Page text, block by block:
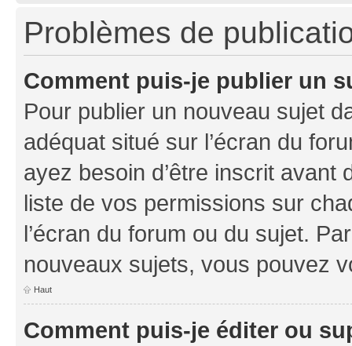
Problèmes de
Comment puis-je publier un
Pour publier un nouveau sujet
adéquat situé sur l’écran du
ayez besoin d’être inscrit
liste de vos permissions sur
l’écran du forum ou du sujet.
nouveaux sujets, vous pouvez
Haut
Comment puis-je éditer ou